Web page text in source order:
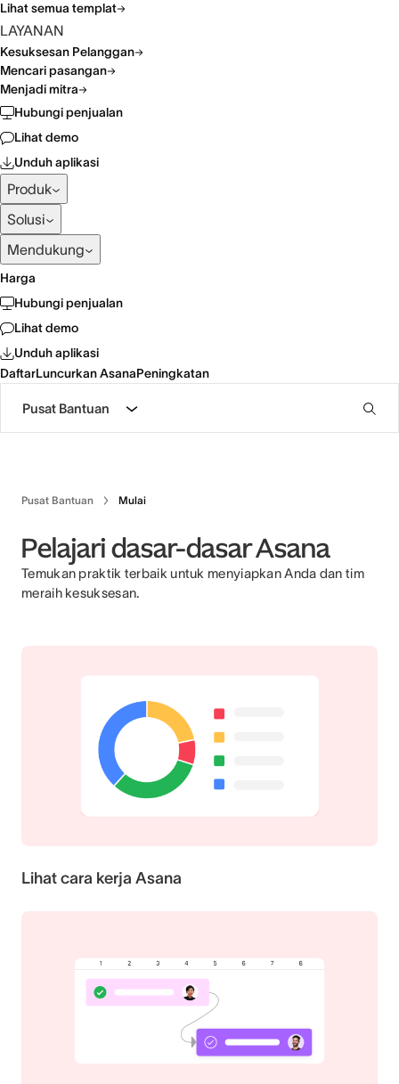
Lihat semua templat
LAYANAN
Kesuksesan Pelanggan
Mencari pasangan
Menjadi mitra
Hubungi penjualan
Lihat demo
Unduh aplikasi
Produk
Solusi
Mendukung
Harga
Hubungi penjualan
Lihat demo
Unduh aplikasi
DaftarLuncurkan AsanaPeningkatan
Pusat Bantuan
Pusat Bantuan Mulai
Pelajari dasar-dasar Asana
Temukan praktik terbaik untuk menyiapkan Anda dan tim
meraih kesuksesan.
Lihat cara kerja Asana